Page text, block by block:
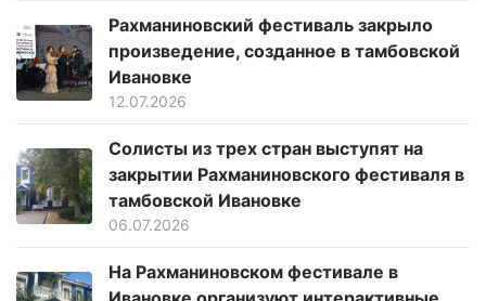
Рахманиновский фестиваль закрыло
произведение, созданное в тамбовской
Ивановке
12.07.2026
Солисты из трех стран выступят на
закрытии Рахманиновского фестиваля в
тамбовской Ивановке
06.07.2026
На Рахманиновском фестивале в